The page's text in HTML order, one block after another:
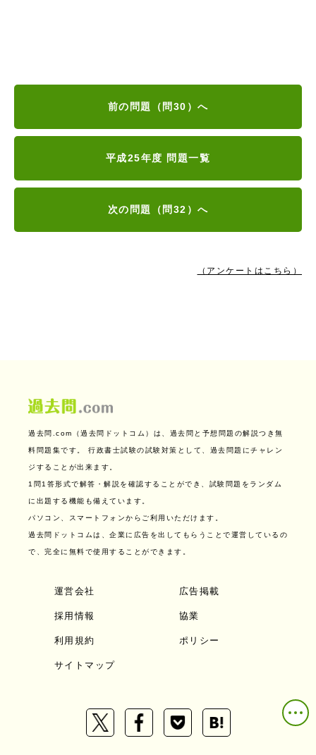
前の問題（問30）へ
平成25年度 問題一覧
次の問題（問32）へ
（アンケートはこちら）
過去問.com（過去問ドットコム）は、過去問と予想問題の解説つき無
料問題集です。 行政書士試験の試験対策として、過去問題にチャレン
ジすることが出来ます。
1問1答形式で解答・解説を確認することができ、試験問題をランダム
に出題する機能も備えています。
パソコン、スマートフォンからご利用いただけます。
過去問ドットコムは、企業に広告を出してもらうことで運営しているの
で、完全に無料で使用することができます。
運営会社 広告掲載
採用情報 協業
利用規約 ポリシー
サイトマップ